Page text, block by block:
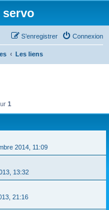
servo
Connexion
S’enregistrer
Les liens
1
2014, 11:09
13:32
21:16